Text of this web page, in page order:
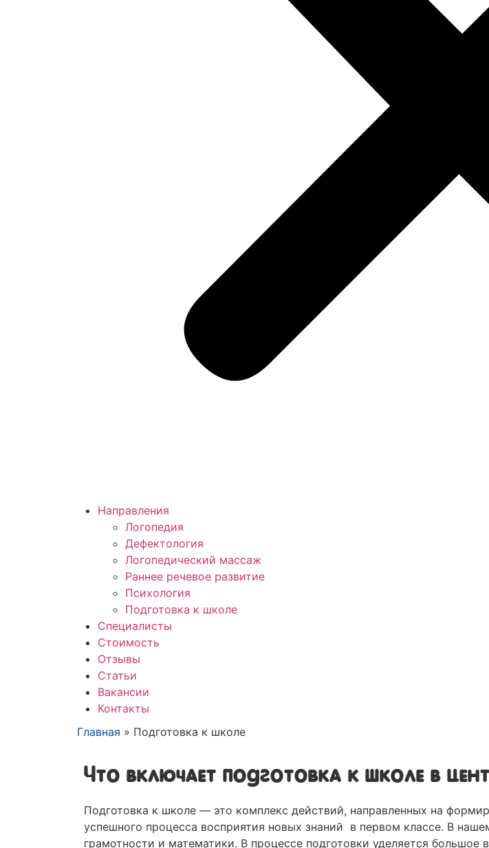
Направления
Логопедия
Дефектология
Логопедический массаж
Раннее речевое развитие
Психология
Подготовка к школе
Специалисты
Стоимость
Отзывы
Статьи
Вакансии
Контакты
Главная » Подготовка к школе
Что включает подготовка к школе в
Подготовка к школе — это комплекс действий, направленных на
успешного процесса восприятия новых знаний в первом классе. В
грамотности и математики. В процессе подготовки уделяется